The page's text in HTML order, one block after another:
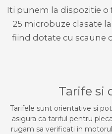
Iti punem la dispozitie o
25 microbuze clasate
fiind dotate cu scaune
Tarife si
Tarifele sunt orientative si
asigura ca tariful pentru
rugam sa verificati in